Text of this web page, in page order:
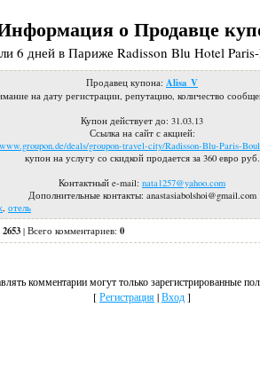
о Продавце
6 дней в Париже Radisson Blu Hotel
Продавец купона: Alisa_V
на дату регистрации, репутацию, количество
Купон действует до: 31.03.13
Ссылка на сайт с акцией:
deals/groupon-travel-city/Radisson-Blu-Paris-
купон на услугу со скидкой продается за 360 евро руб.
Контактный e-mail: nata1257@yahoo.com
Дополнительные контакты: anastasiabolshoi@gmail.com
, отель
2653 | Всего комментариев: 0
комментарии могут только зарегистрированные
[Регистрация|Вход]